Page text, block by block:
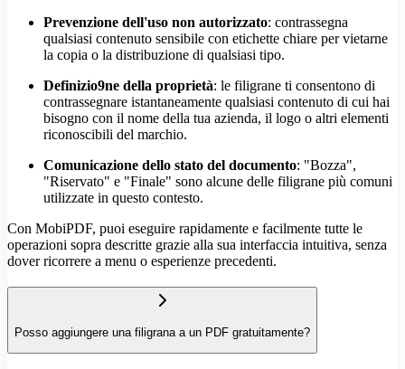
Prevenzione dell'uso non autorizzato: contrassegna
qualsiasi contenuto sensibile con etichette chiare per vietarne
la copia o la distribuzione di qualsiasi tipo.
Definizio9ne della proprietà: le filigrane ti consentono di
contrassegnare istantaneamente qualsiasi contenuto di cui hai
bisogno con il nome della tua azienda, il logo o altri elementi
riconoscibili del marchio.
Comunicazione dello stato del documento: "Bozza",
"Riservato" e "Finale" sono alcune delle filigrane più comuni
utilizzate in questo contesto.
Con MobiPDF, puoi eseguire rapidamente e facilmente tutte le
operazioni sopra descritte grazie alla sua interfaccia intuitiva, senza
dover ricorrere a menu o esperienze precedenti.
Posso aggiungere una filigrana a un PDF gratuitamente?